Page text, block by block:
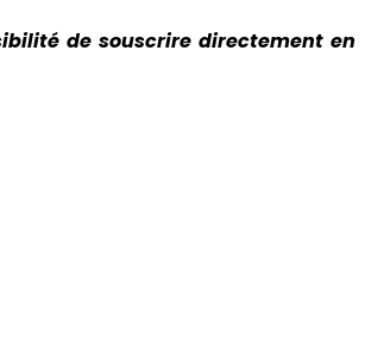
de souscrire directement en